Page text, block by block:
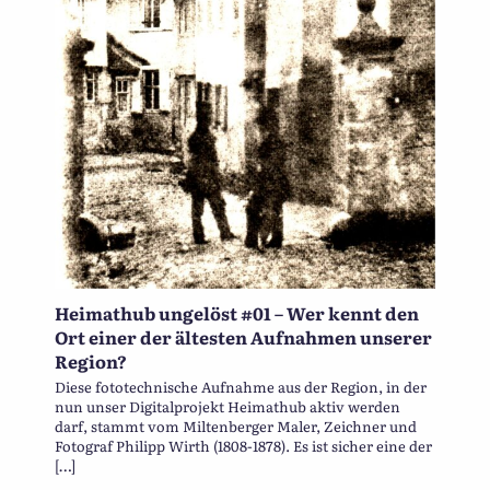
Heimathub ungelöst #01 – Wer kennt den
Ort einer der ältesten Aufnahmen unserer
Region?
Diese fototechnische Aufnahme aus der Region, in der
nun unser Digitalprojekt Heimathub aktiv werden
darf, stammt vom Miltenberger Maler, Zeichner und
Fotograf Philipp Wirth (1808-1878). Es ist sicher eine der
[…]